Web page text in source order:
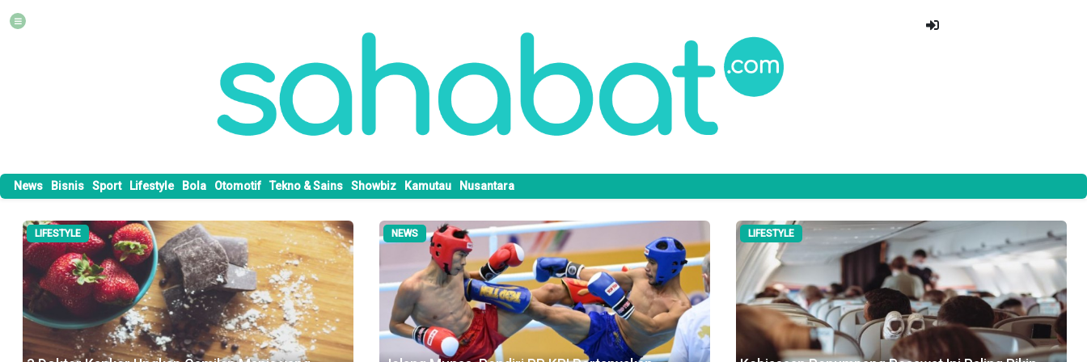
News Bisnis Sport Lifestyle Bola Otomotif Tekno & Sains Showbiz Kamutau Nusantara
NEWS